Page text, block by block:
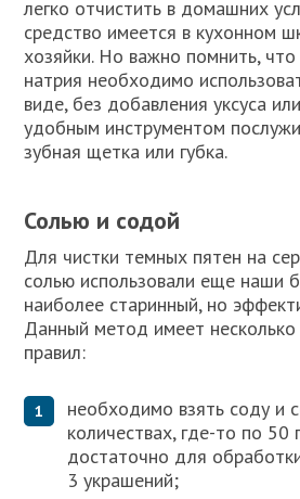
легко отчистить в домашних
средство имеется в кухонном
хозяйки. Но важно помнить,
натрия необходимо
виде, без добавления уксуса
удобным инструментом
зубная щетка или губка.
Солью и содой
Для чистки темных пятен на
солью использовали еще наши
наиболее старинный, но
Данный метод имеет
правил:
необходимо взять соду и
количествах, где-то по 50
достаточно для
3 украшений;